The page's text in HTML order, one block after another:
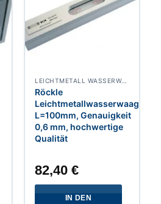
LEICHTMETALL WASSERWAAGE
Röckle
Leichtmetallwasserwaage
L=100mm, Genauigkeit
0,6 mm, hochwertige
Qualität
82,40€
IN DEN